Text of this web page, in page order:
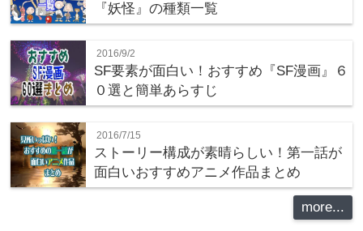
『妖怪』の種類一覧
2016/9/2
SF要素が面白い！おすすめ『SF漫画』６
０選と簡単あらすじ
2016/7/15
ストーリー構成が素晴らしい！第一話が
面白いおすすめアニメ作品まとめ
more...